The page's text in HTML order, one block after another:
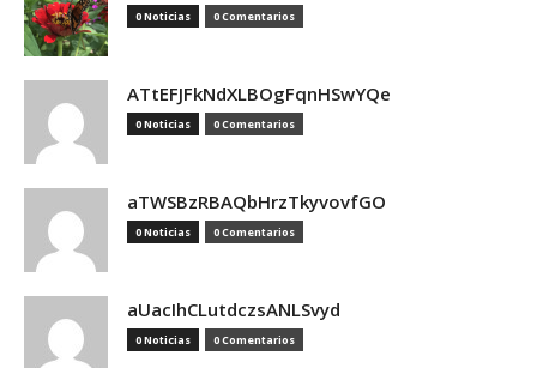
0 Noticias 0 Comentarios
ATtEFJFkNdXLBOgFqnHSwYQe
0 Noticias 0 Comentarios
aTWSBzRBAQbHrzTkyvovfGO
0 Noticias 0 Comentarios
aUacIhCLutdczsANLSvyd
0 Noticias 0 Comentarios